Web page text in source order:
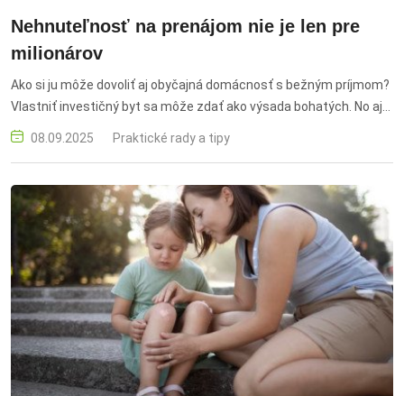
Nehnuteľnosť na prenájom nie je len pre
milionárov
Ako si ju môže dovoliť aj obyčajná domácnosť s bežným príjmom?
Vlastniť investičný byt sa môže zdať ako výsada bohatých. No aj
bežná slovenská domácnosť s príjmom do 2 000 eur mesačne si
dokáže zadovážiť nehnuteľnosť na prenájom – ak vie, ako na to.
08.09.2025 Praktické rady a tipy